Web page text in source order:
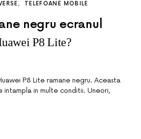
TELEFOANE MOBILE
negru ecranul
P8 Lite?
P8 Lite ramane negru. Aceasta
intampla in multe conditii. Uneori,